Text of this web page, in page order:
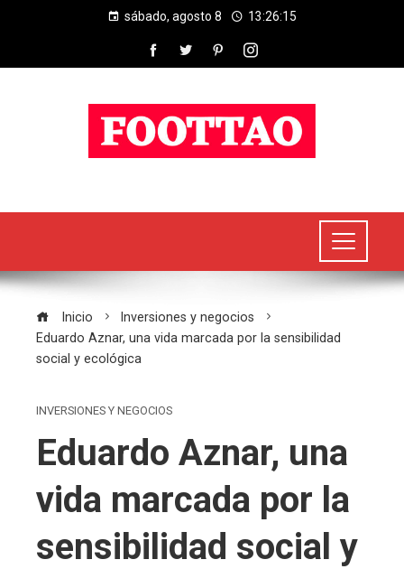
sábado, agosto 8 13:26:16
Inicio
Inversiones y negocios
Eduardo Aznar, una vida marcada por la sensibilidad
social y ecológica
INVERSIONES Y NEGOCIOS
Eduardo Aznar, una
vida marcada por la
sensibilidad social y